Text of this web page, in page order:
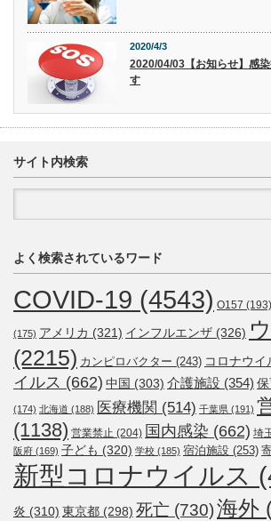
2020/4/3
2020/04/03【お知らせ】感
す
サイト内検索
よく検索されているワード
COVID-19 (4543) O157 (193)
(175) アメリカ (321) インフルエンザ (326)
(2215) カンピロバクター (243) コロナウイ
イルス (662) 中国 (303) 介護施設 (354) 保
(174) 北海道 (188) 医療機関 (514) 千葉県 (191)
(1138) 営業禁止 (204) 国内感染 (662) 埼
阪府 (169) 子ども (320) 学校 (185) 宿泊施設 (253)
新型コロナウイルス
炎 (310) 東京都 (298) 死亡 (730)海外